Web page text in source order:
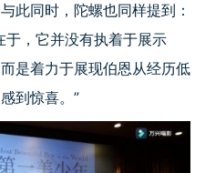
此同时，陀螺也同样提到：
于，它并没有执着于展示
是着力于展现伯恩从经历低
到惊喜。”